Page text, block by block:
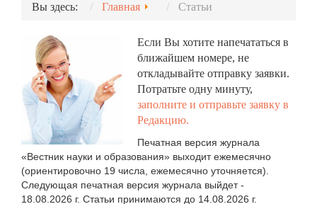
Вы здесь: Главная Статьи
Если Вы хотите напечататься в
ближайшем номере, не
откладывайте отправку заявки.
Потратьте одну минуту,
заполните и отправьте заявку в
Редакцию.
Печатная версия журнала
«Вестник науки и образования» выходит ежемесячно
(ориентировочно 19 числа, ежемесячно уточняется).
Следующая печатная версия журнала выйдет -
18.08.2026 г. Статьи принимаются до 14.08.2026 г.